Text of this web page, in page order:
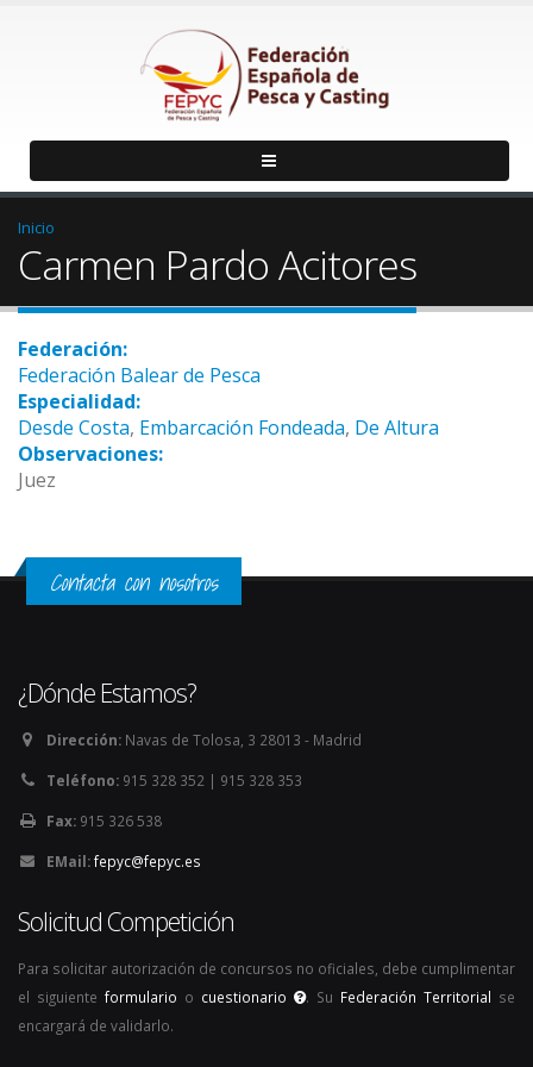
Inicio
Carmen Pardo Acitores
Federación:
Federación Balear de Pesca
Especialidad:
Desde Costa, Embarcación Fondeada, De Altura
Observaciones:
Juez
Contacta con nosotros
¿Dónde Estamos?
Dirección: Navas de Tolosa, 3 28013 - Madrid
Teléfono: 915 328 352 | 915 328 353
Fax: 915 326 538
EMail:fepyc@fepyc.es
Solicitud Competición
Para solicitar autorización de concursos no oficiales, debe cumplimentar
el siguiente formulario o cuestionario . Su Federación Territorial se
encargará de validarlo.